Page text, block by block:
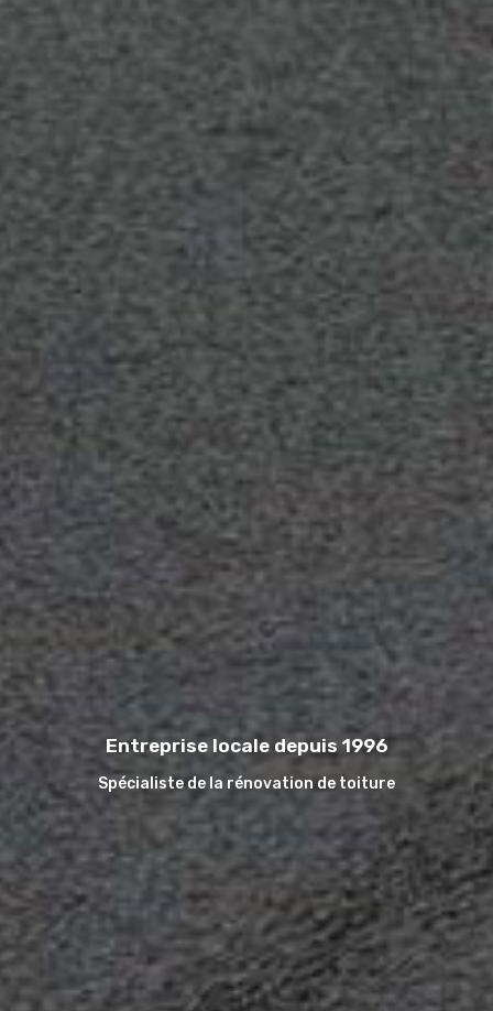
Entreprise locale depuis 1996
Spécialiste de la rénovation de toiture